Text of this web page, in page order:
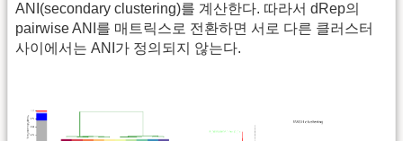
ANI(secondary clustering)를 계산한다. 따라서 dRep의
pairwise ANI를 매트릭스로 전환하면 서로 다른 클러스터
사이에서는 ANI가 정의되지 않는다.